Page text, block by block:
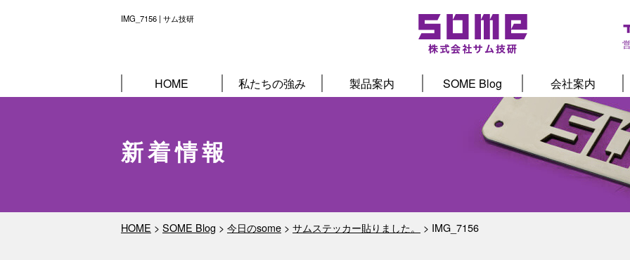
IMG_7156 | サム技研
HOME 私たちの強み 製品案内 SOME Blog 会社案内
新着情報
HOME > SOME Blog > 今日のsome > サムステッカー貼りました。 > IMG_7156